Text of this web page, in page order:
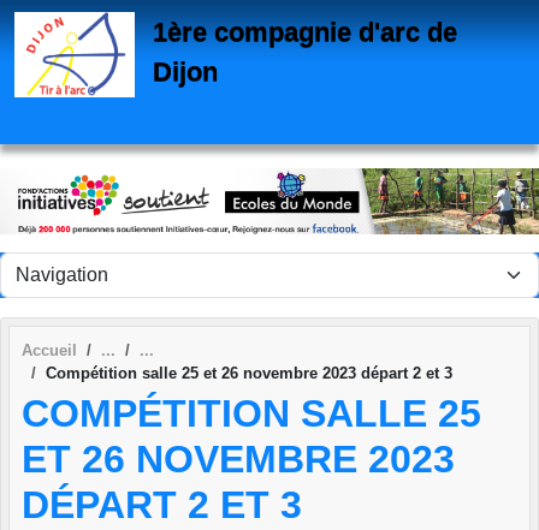
1ère compagnie d'arc de
Dijon
Accueil
Compétition salle 25 et 26 novembre 2023 départ 2 et 3
COMPÉTITION SALLE 25
ET 26 NOVEMBRE 2023
DÉPART 2 ET 3
Panneau de gestion des cookies